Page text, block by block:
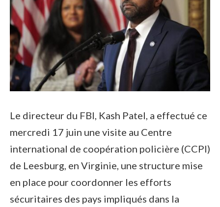
Le directeur du FBI, Kash Patel, a effectué ce
mercredi 17 juin une visite au Centre
international de coopération policière (CCPI)
de Leesburg, en Virginie, une structure mise
en place pour coordonner les efforts
sécuritaires des pays impliqués dans la